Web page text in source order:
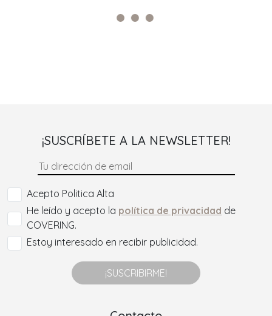
¡SUSCRÍBETE A LA NEWSLETTER!
Acepto Politica Alta
He leído y acepto la política de privacidad de
COVERING.
Estoy interesado en recibir publicidad.
¡SUSCRIBIRME!